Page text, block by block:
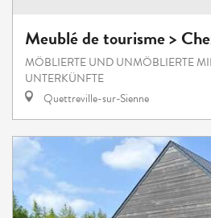
Meublé de tourisme >
MÖBLIERTE UND UNMÖBLIERTE
UNTERKÜNFTE
Quettreville-sur-Sienne